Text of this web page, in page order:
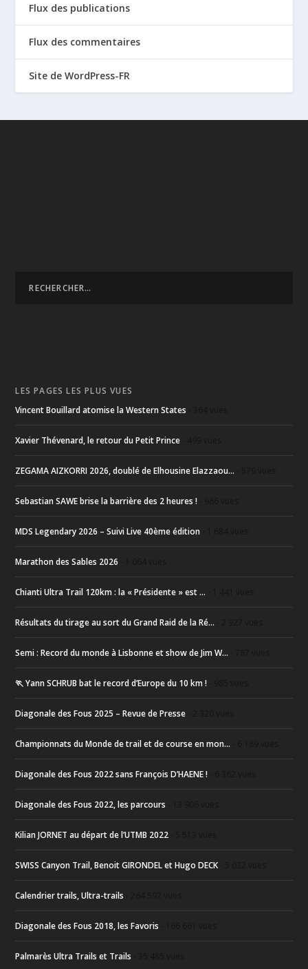
Flux des publications
Flux des commentaires
Site de WordPress-FR
LES PAGES LES PLUS VUES
Vincent Bouillard atomise la Western States
Xavier Thévenard, le retour du Petit Prince
ZEGAMA AIZKORRI 2026, doublé de Elhousine Elazzaou...
Sebastian SAWE brise la barrière des 2 heures !
MDS Legendary 2026 – Suivi Live 40ème édition
Marathon des Sables 2026
Chianti Ultra Trail 120km : la « Présidente » est ...
Résultats du tirage au sort du Grand Raid de la Ré...
Semi : Record du monde à Lisbonne et show de Jim W...
🏃 Yann SCHRUB bat le record d’Europe du 10 km !
Diagonale des Fous 2025 – Revue de Presse
Championnats du Monde de trail et de course en mon...
Diagonale des Fous 2022 sans François D’HAENE !
Diagonale des Fous 2022, les parcours
Kilian JORNET au départ de l’UTMB 2022
SWISS Canyon Trail, Benoit GIRONDEL et Hugo DECK
Calendrier trails, Ultra-trails
Diagonale des Fous 2018, les Favoris
Palmarès Ultra Trails et Trails